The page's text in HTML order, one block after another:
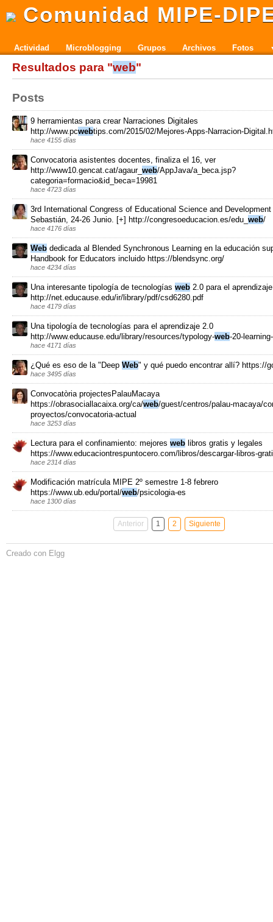
Comunidad MIPE-
Actividad Microblogging Grupos Archivos Fotos
Resultados para "web"
Posts
9 herramientas para crear Narraciones Digitales
http://www.pcwebtips.com/2015/02/Mejores-Apps-Narracion-
hace 4155 días
Convocatoria asistentes docentes, finaliza el 16, ver
http://www10.gencat.cat/agaur_ web/AppJava/a_beca.jsp?
categoria=formacio&id_beca=19981
hace 4723 días
3rd International Congress of Educational Science and
Sebastián, 24-26 Junio. [+] http://congresoeducacion.es/edu_ web/
hace 4176 días
Web dedicada al Blended Synchronous Learning en la educación
Handbook for Educators incluido https://blendsync.org/
hace 4234 días
Una interesante tipología de tecnologías web 2.0 para el aprendizaje
http://net.educause.edu/ir/library/pdf/csd6280.pdf
hace 4179 días
Una tipología de tecnologías para el aprendizaje 2.0
http://www.educause.edu/library/resources/typology-web-20-
hace 4171 días
¿Qué es eso de la "Deep Web" y qué puedo encontrar allí? https://
hace 3495 días
Convocatòria projectesPalauMacaya
https://obrasociallacaixa.org/ca/web/guest/centros/palau-macaya/
proyectos/convocatoria-actual
hace 3253 días
Lectura para el confinamiento: mejores web libros gratis y legales
https://www.educaciontrespuntocero.com/libros/descargar-libros-
hace 2314 días
Modificación matrícula MIPE 2º semestre 1-8 febrero
https://www.ub.edu/portal/web/psicologia-es
hace 1300 días
Anterior 1 2 Siguiente
Creado con Elgg